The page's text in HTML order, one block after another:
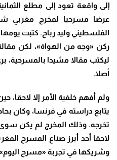
إلى واقعة تعود إلى مطلع
عرضا مسرحيا لمخرج مغربي
الفلسطيني وليد رباح. كتبت
ركن «وجه من الهواة»، لكن
ليكتب مقالا مشيدا
أصلا.
ولم أفهم خلفية الأمر إلا
يتابع دراسته في فرنسا، وكان
تخرجه. وذلك المخرج لم يكن سوى
لاحقا أحد أبرز صناع المسرح
وشريكها في تجربة «مسرح